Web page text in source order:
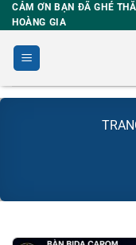
Skip
to
content
CẢM ƠN BẠN ĐÃ GHÉ
HOÀNG GIA